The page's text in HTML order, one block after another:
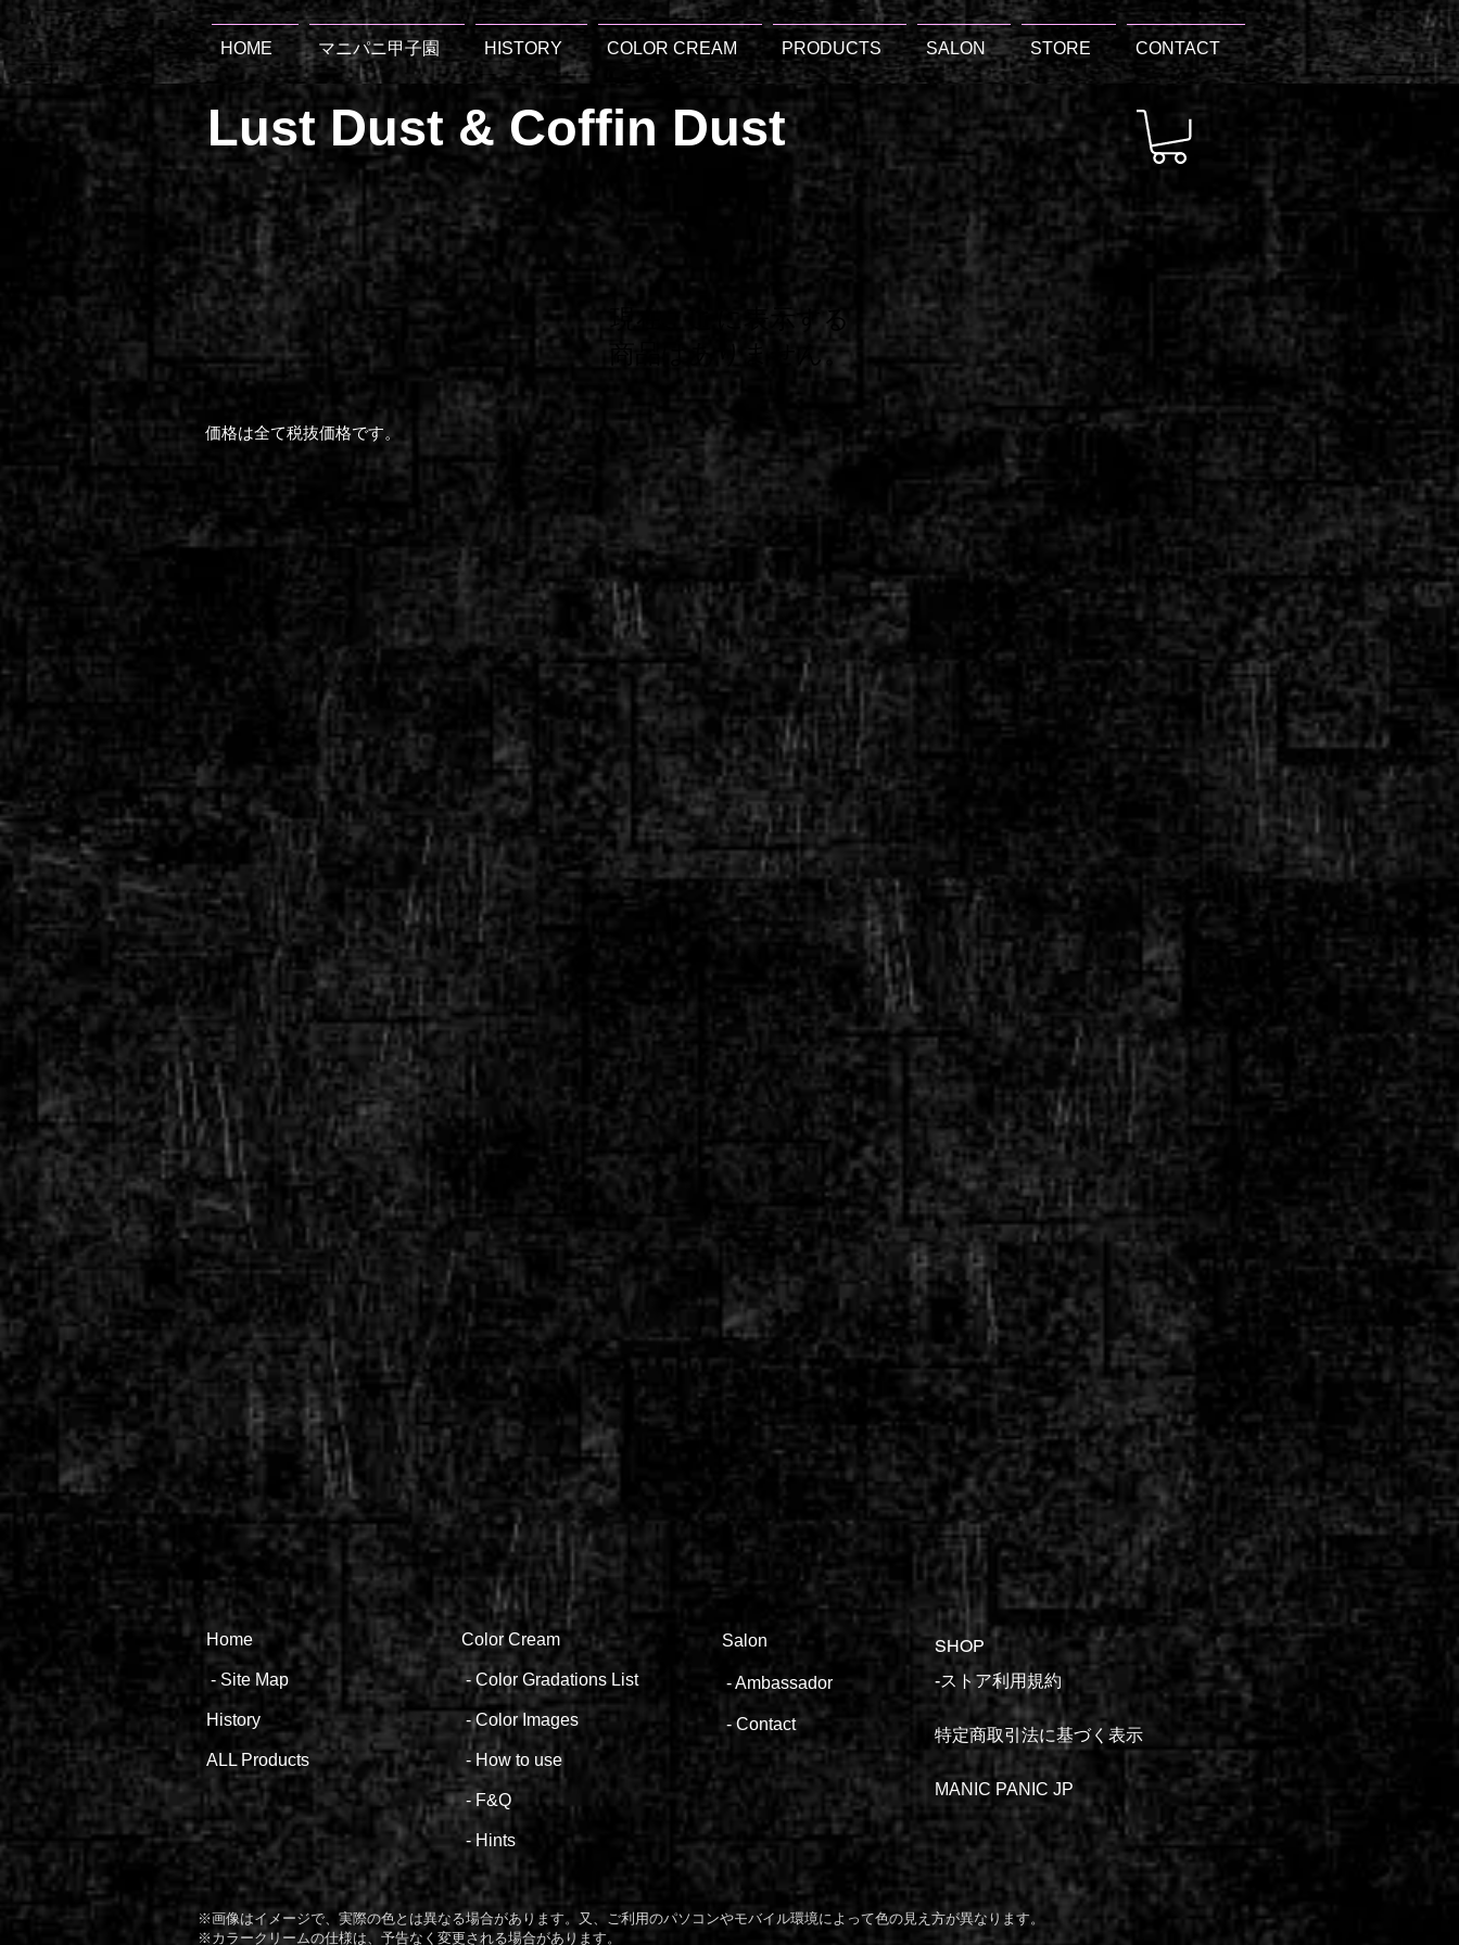
HOME マニパニ甲子園 HISTORY COLOR CREAM PRODUCTS SALON STORE CONTACT
Lust Dust & Coffin Dust
現在ここに表示する
商品はありません。
​価格は全て税抜価格です。
Home
-Site Map
History
ALL Products
Color Cream
- ​ Color Gradations List
-ColorImages
- How to use
-F&Q
-Hints
Salon
-Ambassador
-Contact
SHOP
​​-ストア利用規約
特定商取引法に基づく表示
MANIC PANIC JP
​※画像はイメージで、実際の色とは異なる場合があります。又、ご利用のパソコンやモバイル環境によって色の見え方が異なります。
​※カラークリームの仕様は、予告なく変更される場合があります。